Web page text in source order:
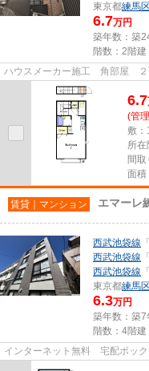
東京都練馬区
6.7万円
築年数：築
階数：2階建
ハウスメーカー施工 角部屋
6.7
(管
敷：
所
間取
面積
賃貸｜マンション エマーレ
西武池袋線 「
西武池袋線 「
西武池袋線 「
東京都練馬区
6.3万円
築年数：築7
階数：4階建
インターネット無料 宅配ボッ